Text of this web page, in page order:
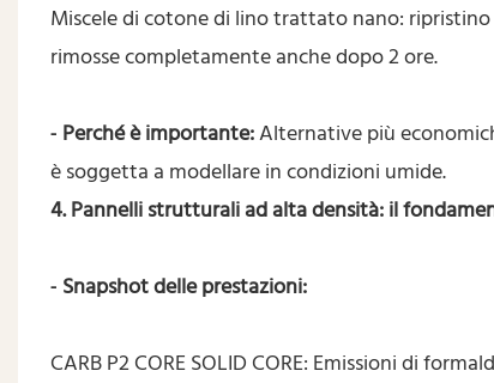
Miscele di cotone di lino trattato nano: ripristino
rimosse completamente anche dopo 2 ore.
- Perché è importante:Alternative più
è soggetta a modellare in condizioni umide.
4. Pannelli strutturali ad alta densità: il
- Snapshot delle prestazioni:
CARB P2 CORE SOLID CORE: Emissioni di